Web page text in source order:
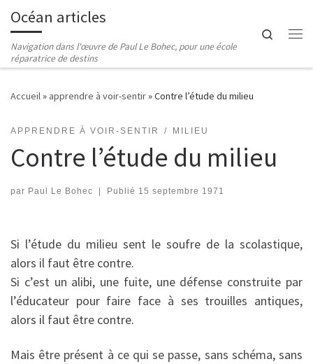
Passer au contenu
Océan articles
Navigation dans l'œuvre de Paul Le Bohec, pour une école
réparatrice de destins
Search
Accueil» apprendre à voir-sentir»Contre l’étude du milieu
APPRENDRE À VOIR-SENTIR MILIEU
Contre l’étude du milieu
par Paul Le Bohec Publié 15 septembre 1971
Si l’étude du milieu sent le soufre de la scolastique,
alors il faut être contre.
Si c’est un alibi, une fuite, une défense construite par
l’éducateur pour faire face à ses trouilles antiques,
alors il faut être contre.
Mais être présent à ce qui se passe, sans schéma, sans